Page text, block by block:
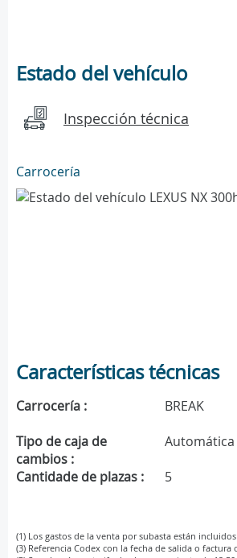
Estado del vehículo
Inspección técnica
Carrocería
Características técnicas
Carrocería : BREAK
Tipo de caja de
cambios :
Automática
Cantidade de plazas :
5
(1) Los gastos de la venta por subasta están
(3) Referencia Codex con la fecha de salida o factura